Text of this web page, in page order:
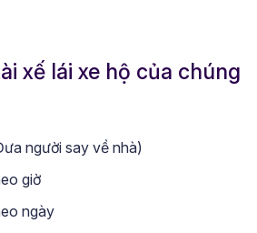
xế lái xe hộ của chúng
người say về nhà)
giờ
ngày